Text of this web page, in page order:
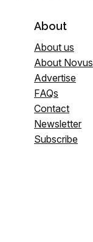
About
About us
About Novus
Advertise
FAQs
Contact
Newsletter
Subscribe